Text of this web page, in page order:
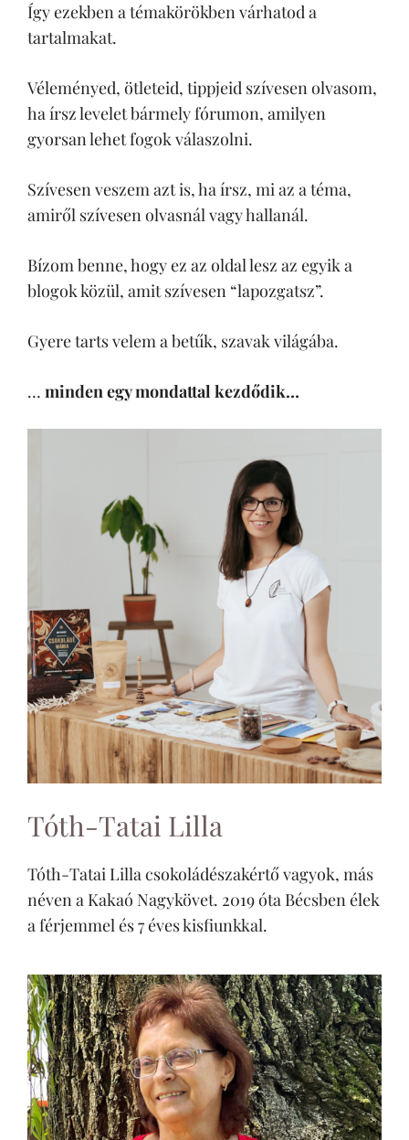
Így ezekben a témakörökben várhatod a
tartalmakat.
Véleményed, ötleteid, tippjeid szívesen olvasom,
ha írsz levelet bármely fórumon, amilyen
gyorsan lehet fogok válaszolni.
Szívesen veszem azt is, ha írsz, mi az a téma,
amiről szívesen olvasnál vagy hallanál.
Bízom benne, hogy ez az oldal lesz az egyik a
blogok közül, amit szívesen “lapozgatsz”.
Gyere tarts velem a betűk, szavak világába.
… minden egy mondattal kezdődik…
Tóth-Tatai Lilla
Tóth-Tatai Lilla csokoládészakértő vagyok, más
néven a Kakaó Nagykövet. 2019 óta Bécsben élek
a férjemmel és 7 éves kisfiunkkal.